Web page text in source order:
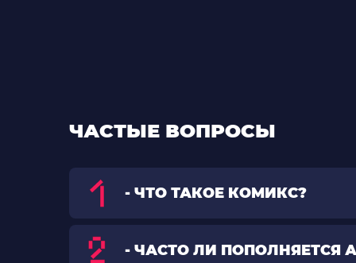
ЧАСТЫЕ ВОПРОСЫ
- ЧТО ТАКОЕ КОМИКС?
- ЧАСТО ЛИ ПОПОЛНЯЕТСЯ